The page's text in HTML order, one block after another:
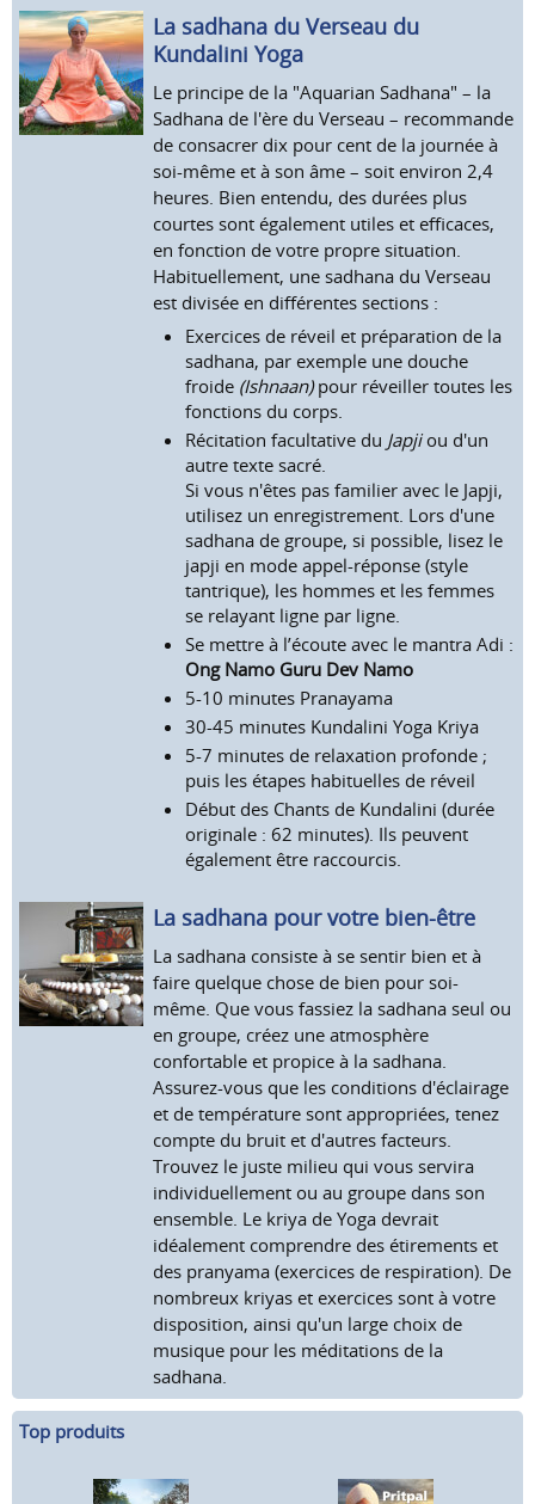
La sadhana du Verseau du
Kundalini Yoga
Le principe de la "Aquarian Sadhana" – la
Sadhana de l'ère du Verseau – recommande
de consacrer dix pour cent de la journée à
soi-même et à son âme – soit environ 2,4
heures. Bien entendu, des durées plus
courtes sont également utiles et efficaces,
en fonction de votre propre situation.
Habituellement, une sadhana du Verseau
est divisée en différentes sections :
Exercices de réveil et préparation de la
sadhana, par exemple une douche
froide (Ishnaan)pour réveiller toutes les
fonctions du corps.
Récitation facultative du Japjiou d'un
autre texte sacré.
Si vous n'êtes pas familier avec le Japji,
utilisez un enregistrement. Lors d'une
sadhana de groupe, si possible, lisez le
japji en mode appel-réponse (style
tantrique), les hommes et les femmes
se relayant ligne par ligne.
Se mettre à l’écoute avec le mantra Adi :
Ong Namo Guru Dev Namo
5-10 minutes Pranayama
30-45 minutes Kundalini Yoga Kriya
5-7 minutes de relaxation profonde ;
puis les étapes habituelles de réveil
Début des Chants de Kundalini (durée
originale : 62 minutes). Ils peuvent
également être raccourcis.
La sadhana pour votre bien-être
La sadhana consiste à se sentir bien et à
faire quelque chose de bien pour soi-
même. Que vous fassiez la sadhana seul ou
en groupe, créez une atmosphère
confortable et propice à la sadhana.
Assurez-vous que les conditions d'éclairage
et de température sont appropriées, tenez
compte du bruit et d'autres facteurs.
Trouvez le juste milieu qui vous servira
individuellement ou au groupe dans son
ensemble. Le kriya de Yoga devrait
idéalement comprendre des étirements et
des pranyama (exercices de respiration). De
nombreux kriyas et exercices sont à votre
disposition, ainsi qu'un large choix de
musique pour les méditations de la
sadhana.
Top produits